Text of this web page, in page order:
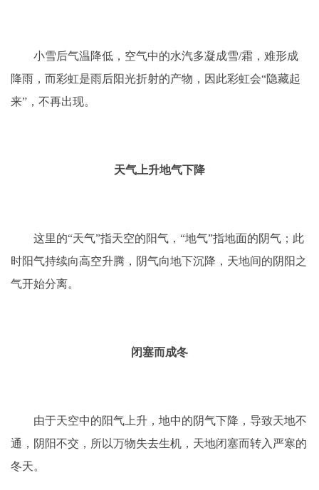
小雪后气温降低，空气中的水汽多凝成雪/霜，难形成
降雨，而彩虹是雨后阳光折射的产物，因此彩虹会“隐藏起
来”，不再出现。
天气上升地气下降
这里的“天气”指天空的阳气，“地气”指地面的阴气；此
时阳气持续向高空升腾，阴气向地下沉降，天地间的阴阳之
气开始分离。
闭塞而成冬
由于天空中的阳气上升，地中的阴气下降，导致天地不
通，阴阳不交，所以万物失去生机，天地闭塞而转入严寒的
冬天。